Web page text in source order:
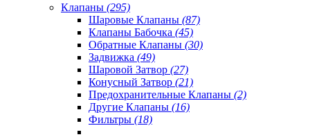
Клапаны (295)
Шаровые Клапаны (87)
Клапаны Бабочка (45)
Обратные Клапаны (30)
Задвижка (49)
Шаровой Затвор (27)
Конусный Затвор (21)
Предохранительные Клапаны (2)
Другие Клапаны (16)
Фильтры (18)